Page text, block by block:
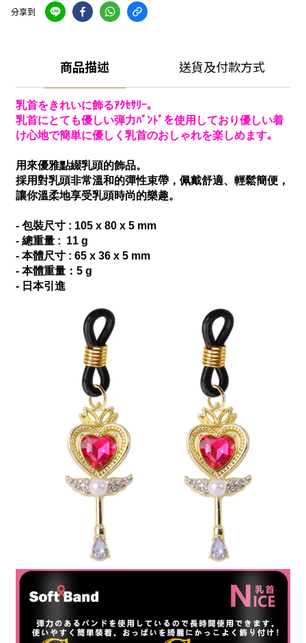
分享到
商品描述 送貨及付款方式
乳首をきれいに飾るｱｸｾｻﾘｰ｡
乳首にとても優しい弾力ﾊﾞﾝﾄﾞを使用しており優しい着
け心地で簡単に優しく乳首のおしゃれを楽しめます｡
用來優雅點綴乳頭的飾品。
採用對乳頭非常溫和的彈性束帶，佩戴舒適、輕鬆簡便，
讓你溫柔地享受乳頭時尚的樂趣。
- 包裝尺寸 : 105 x 80 x 5 mm
- 總重量 : 11 g
- 本體尺寸 : 65 x 36 x 5 mm
- 本體重量：5 g
- 日本引進